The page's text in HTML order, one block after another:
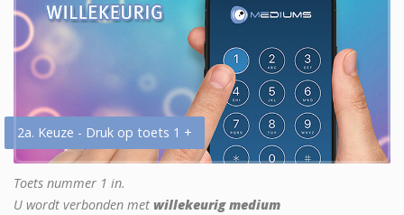
2a. Keuze - Druk op toets 1 +
Toets nummer 1 in.
U wordt verbonden met willekeurig medium